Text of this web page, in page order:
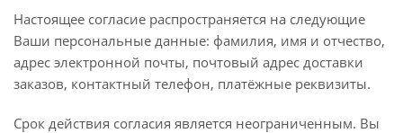
Настоящее согласие распространяется на следующие
Ваши персональные данные: фамилия, имя и отчество,
адрес электронной почты, почтовый адрес доставки
заказов, контактный телефон, платёжные реквизиты.
Срок действия согласия является неограниченным. Вы